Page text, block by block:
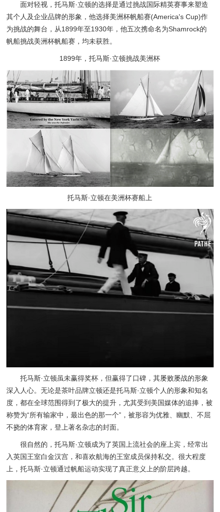
面对轻视，托马斯·立顿的选择是通过挑战国际精英赛事来塑造
其个人及企业品牌的形象，他选择美洲杯帆船赛(America's Cup)作
为挑战的舞台，从1899年至1930年，他五次携命名为Shamrock的
帆船挑战美洲杯帆船赛，均未获胜。
1899年，托马斯·立顿挑战美洲杯
托马斯·立顿在美洲杯赛船上
托马斯·立顿虽未赢得奖杯，但赢得了口碑，其屡败屡战的形象
深入人心。无论是茶叶品牌立顿还是托马斯·立顿个人的形象和知名
度，都在全球范围得到了极大的提升，尤其受到美国媒体的追捧，被
称赞为“所有输家中，最出色的那一个”，被形容为优雅、幽默、不屈
不挠的体育家，登上著名杂志的封面。
很自然的，托马斯·立顿成为了英国上流社会的座上宾，经常出
入英国王室白金汉宫，和喜欢航海的王室成员保持私交。很大程度
上，托马斯·立顿通过帆船运动实现了真正意义上的阶层跨越。